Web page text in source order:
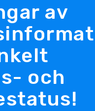
av
och